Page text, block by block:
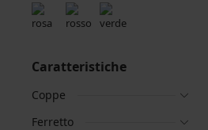
Caratteristiche
Coppe
Ferretto